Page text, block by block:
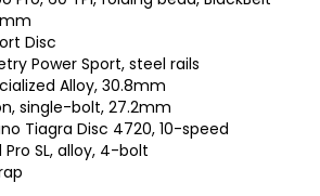
Disc
Power Sport, steel rails
Alloy, 30.8mm
single-bolt, 27.2mm
Tiagra Disc 4720, 10-speed
SL, alloy, 4-bolt